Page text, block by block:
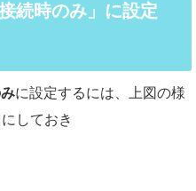
続時のみ」に設定
に設定するには、上図の様
しておき